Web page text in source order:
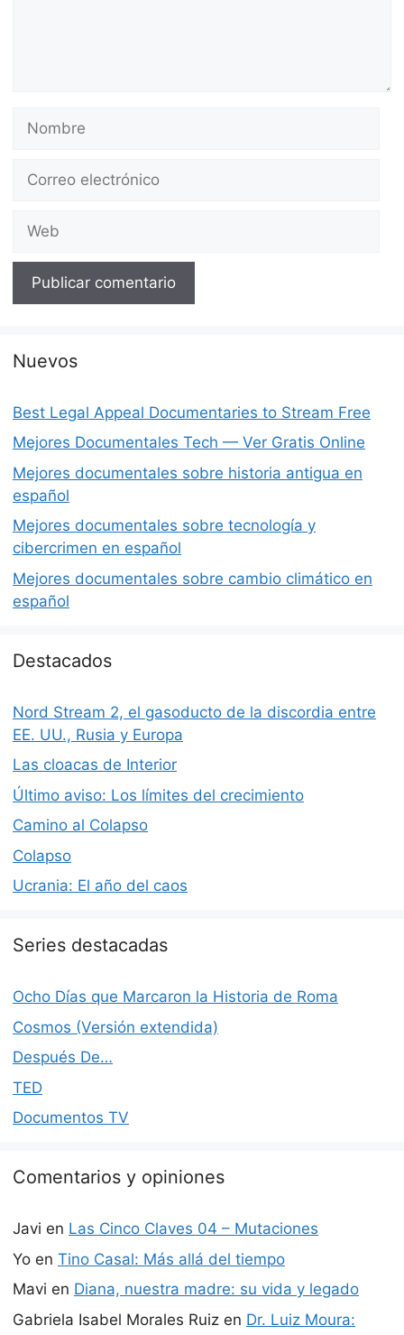
electrónico
Nuevos
Best Legal Appeal Documentaries to Stream Free
Mejores Documentales Tech — Ver Gratis Online
Mejores documentales sobre historia antigua en
español
Mejores documentales sobre tecnología y
cibercrimen en español
Mejores documentales sobre cambio climático en
español
Destacados
Nord Stream 2, el gasoducto de la discordia entre
EE. UU., Rusia y Europa
Las cloacas de Interior
Último aviso: Los límites del crecimiento
Camino al Colapso
Colapso
Ucrania: El año del caos
Series destacadas
Ocho Días que Marcaron la Historia de Roma
Cosmos (Versión extendida)
Después De…
TED
Documentos TV
Comentarios y opiniones
Javi en Las Cinco Claves 04 – Mutaciones
Yo en Tino Casal: Más allá del tiempo
Mavi en Diana, nuestra madre: su vida y legado
Gabriela Isabel Morales Ruiz en Dr. Luiz Moura: